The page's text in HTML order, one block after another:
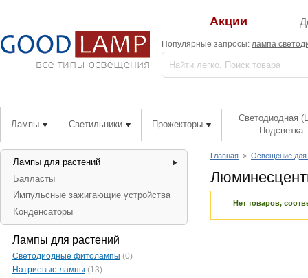
Акции
Популярные запросы: лампа
Лампы Светильники Прожекторы
Светодиодная
Подсветка
Главная > Освещение для
Нет товаров,
Лампы для растений
Балласты
Импульсные зажигающие устройства
Конденсаторы
Лампы для растений
Светодиодные фитолампы (0)
Натриевые лампы (13)